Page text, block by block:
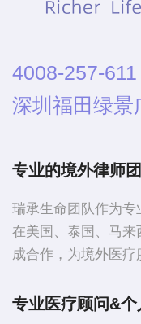
4008-257-611
深圳福田绿景
专业的境外律师
瑞承生命团队作为专
在美国、泰国、马
成合作，为境外医疗
专业医疗顾问&